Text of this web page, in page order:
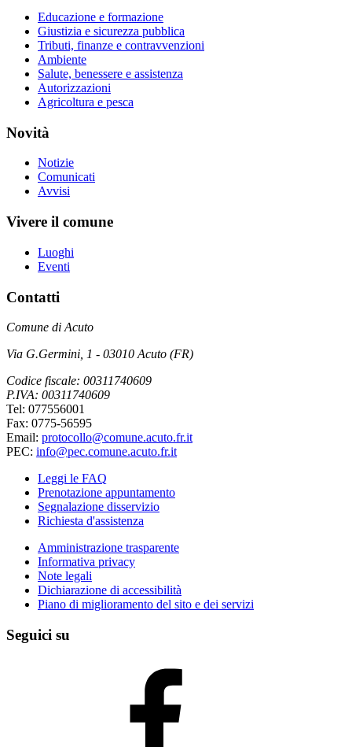
Educazione e formazione
Giustizia e sicurezza pubblica
Tributi, finanze e contravvenzioni
Ambiente
Salute, benessere e assistenza
Autorizzazioni
Agricoltura e pesca
Novità
Notizie
Comunicati
Avvisi
Vivere il comune
Luoghi
Eventi
Contatti
Comune di Acuto
Via G.Germini, 1 - 03010 Acuto (FR)
Codice fiscale: 00311740609
P.IVA: 00311740609
Tel: 077556001
Fax: 0775-56595
Email: protocollo@comune.acuto.fr.it
PEC: info@pec.comune.acuto.fr.it
Leggi le FAQ
Prenotazione appuntamento
Segnalazione disservizio
Richiesta d'assistenza
Amministrazione trasparente
Informativa privacy
Note legali
Dichiarazione di accessibilità
Piano di miglioramento del sito e dei servizi
Seguici su